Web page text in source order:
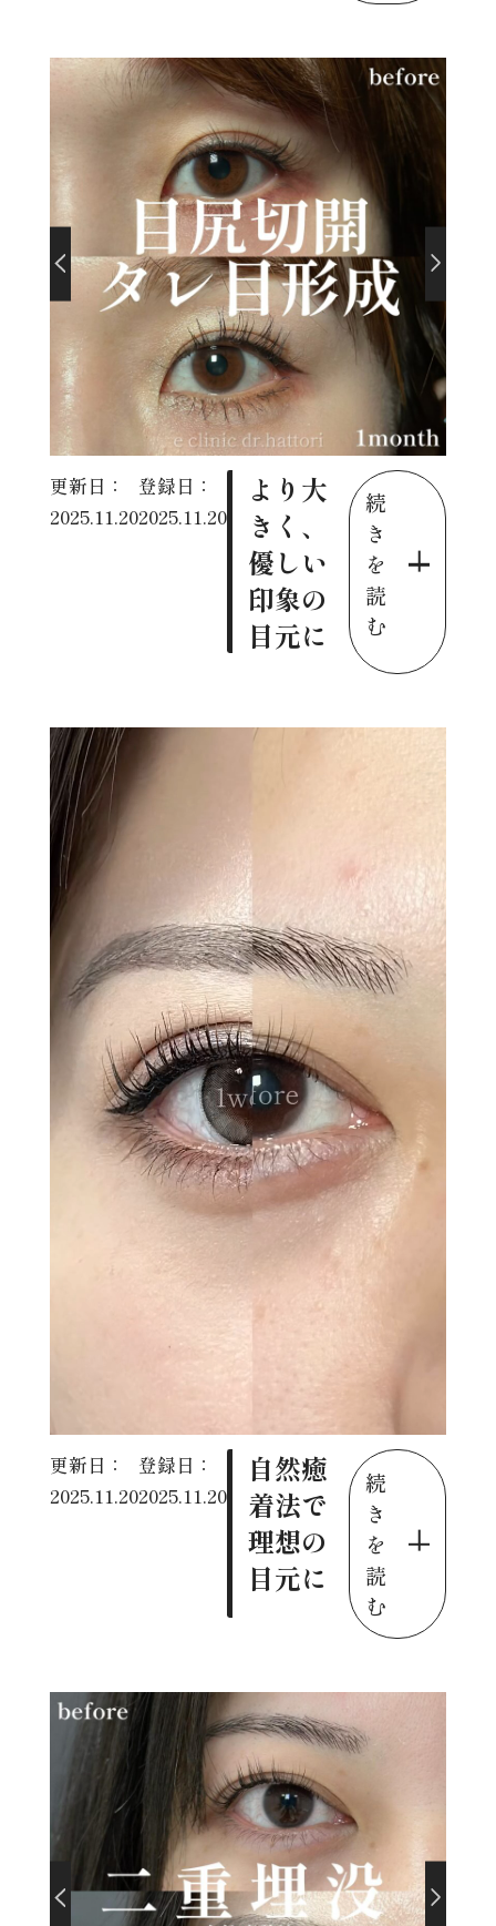
更新日：
2025.11.20
登録日：
2025.11.20
より大
きく、
優しい
印象の
目元に
続
き
を
読
む
更新日：
2025.11.20
登録日：
2025.11.20
自然癒
着法で
理想の
目元に
続
き
を
読
む